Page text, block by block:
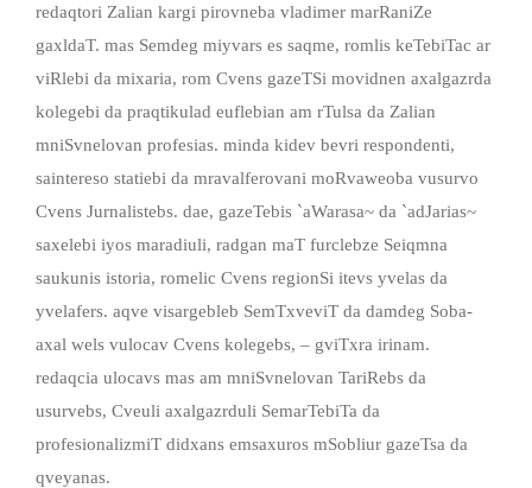
redaqtori Zalian kargi pirovneba vladimer marRaniZe
gaxldaT. mas Semdeg miyvars es saqme, romlis keTebiTac ar
viRlebi da mixaria, rom Cvens gazeTSi movidnen axalgazrda
kolegebi da praqtikulad euflebian am rTulsa da Zalian
mniSvnelovan profesias. minda kidev bevri respondenti,
saintereso statiebi da mravalferovani moRvaweoba vusurvo
Cvens Jurnalistebs. dae, gazeTebis `aWarasa~ da `adJarias~
saxelebi iyos maradiuli, radgan maT furclebze Seiqmna
saukunis istoria, romelic Cvens regionSi itevs yvelas da
yvelafers. aqve visargebleb SemTxveviT da damdeg Soba-
axal wels vulocav Cvens kolegebs, – gviTxra irinam.
redaqcia ulocavs mas am mniSvnelovan TariRebs da
usurvebs, Cveuli axalgazrduli SemarTebiTa da
profesionalizmiT didxans emsaxuros mSobliur gazeTsa da
qveyanas.